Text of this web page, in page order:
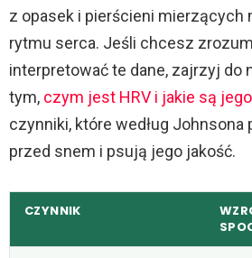
z opasek i pierścieni mierzących
rytmu serca. Jeśli chcesz
interpretować te dane, zajrzyj do
tym, czym jest HRV i jakie są
czynniki, które według
przed snem i psują jego jakość.
CZYNNIK